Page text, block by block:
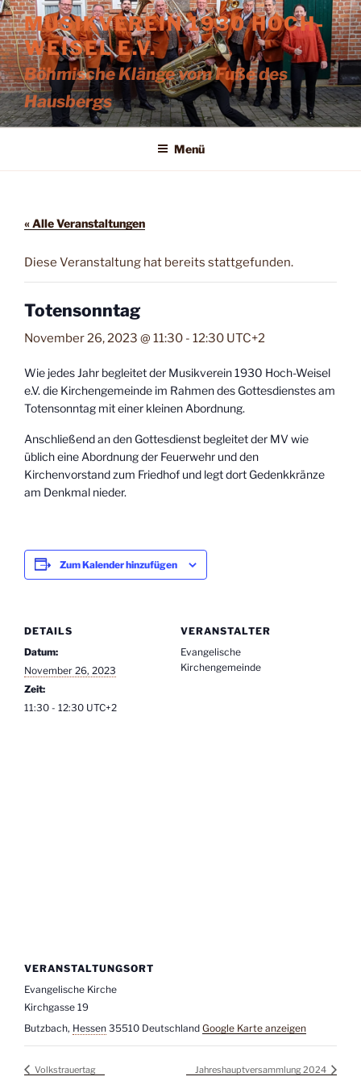
Zum
Inhalt
springen
MUSIKVEREIN 1930 HOCH-
WEISEL E.V.
Böhmische Klänge vom Fuße des
Hausbergs
Menü
« Alle Veranstaltungen
Diese Veranstaltung hat bereits stattgefunden.
Totensonntag
November 26, 2023 @ 11:30 - 12:30 UTC+2
Wie jedes Jahr begleitet der Musikverein 1930 Hoch-Weisel
e.V. die Kirchengemeinde im Rahmen des Gottesdienstes am
Totensonntag mit einer kleinen Abordnung.
Anschließend an den Gottesdienst begleitet der MV wie
üblich eine Abordnung der Feuerwehr und den
Kirchenvorstand zum Friedhof und legt dort Gedenkkränze
am Denkmal nieder.
Zum Kalender hinzufügen
DETAILS
Datum:
November 26, 2023
Zeit:
11:30 - 12:30 UTC+2
VERANSTALTER
Evangelische
Kirchengemeinde
VERANSTALTUNGSORT
Evangelische Kirche
Kirchgasse 19
Butzbach, Hessen 35510 Deutschland Google Karte anzeigen
Volkstrauertag Jahreshauptversammlung 2024